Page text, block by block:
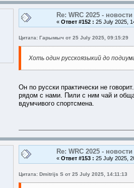
Re: WRC 2025 -
« Ответ #152 : 25 July 2025,
Цитата: Гарымыч от 25 July 2025, 09:15:29
Хоть один русскоязыкий до
Он по русски практически не
рядом с нами. Пили с ним чай и
вдумчивого спортсмена.
Re: WRC 2025 -
« Ответ #153 : 25 July 2025,
Цитата: Dmitrijs S от 25 July 2025, 14:11:13